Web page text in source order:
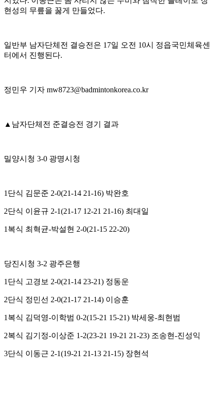
현성의 무릎을 꿇게 만들었다.
일반부 남자단체전 결승전은 17일 오전 10시 정읍국민체육센
터에서 진행된다.
정민우 기자 mw8723@badmintonkorea.co.kr
▲ 남자단체전 준결승전 경기 결과
밀양시청 3-0 광명시청
1단식 김문준 2-0(21-14 21-16) 박완호
2단식 이윤규 2-1(21-17 12-21 21-16) 최대일
1복식 최혁균-박설현 2-0(21-15 22-20)
당진시청 3-2 광주은행
1단식 고경보 2-0(21-14 23-21) 정동운
2단식 정민선 2-0(21-17 21-14) 이승훈
1복식 김덕영-이학범 0-2(15-21 15-21) 박세웅-최현범
2복식 김기정-이상준 1-2(23-21 19-21 21-23) 조송현-진성익
3단식 이동근 2-1(19-21 21-13 21-15) 장현석